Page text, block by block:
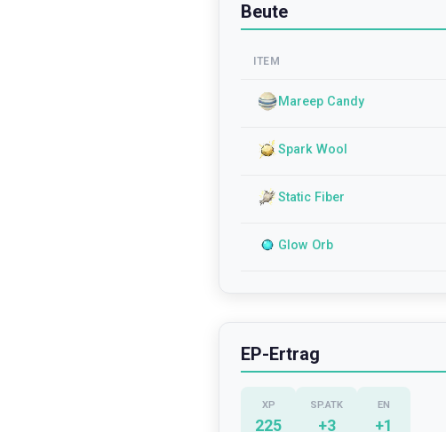
Beute
ITEM
Mareep Candy
Spark Wool
Static Fiber
Glow Orb
EP-Ertrag
XP
225
SP.ATK
+3
EN
+1